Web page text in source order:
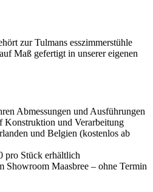
zur Tulmans esszimmerstühle
Maß gefertigt in unserer eigenen
Abmessungen und Ausführungen
Konstruktion und Verarbeitung
und Belgien (kostenlos ab
pro Stück erhältlich
Showroom Maasbree – ohne Termin